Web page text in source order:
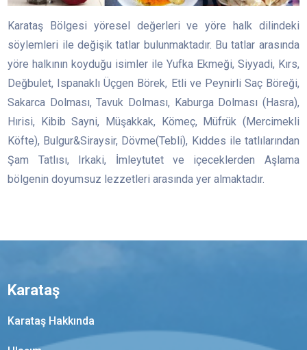
Karataş Bölgesi yöresel değerleri ve yöre halk dilindeki
söylemleri ile değişik tatlar bulunmaktadır. Bu tatlar arasında
yöre halkının koyduğu isimler ile Yufka Ekmeği, Siyyadi, Kırs,
Değbulet, Ispanaklı Üçgen Börek, Etli ve Peynirli Saç Böreği,
Sakarca Dolması, Tavuk Dolması, Kaburga Dolması (Hasra),
Hırisi, Kibib Sayni, Müşakkak, Kömeç, Müfrük (Mercimekli
Köfte), Bulgur&Siraysir, Dövme(Tebli), Kıddes ile tatlılarından
Şam Tatlısı, Irkaki, İmleytutet ve içeceklerden Aşlama
bölgenin doyumsuz lezzetleri arasında yer almaktadır.
Karataş
Karataş Hakkında